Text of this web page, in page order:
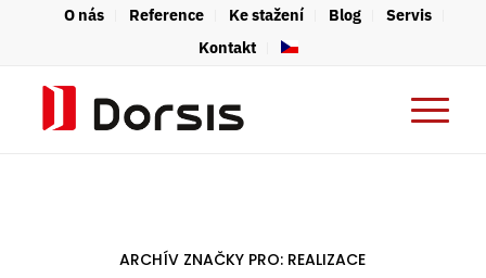
O nás Reference Ke stažení Blog
Servis
Kontakt
ARCHÍV ZNAČKY PRO: REALIZACE